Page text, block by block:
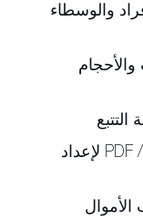
والوسطاء
استخرج بياناتك بصيغة PDF / CSV لإعداد